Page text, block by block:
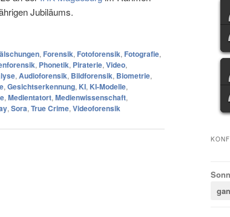
Jubiläums.
, Forensik, Fotoforensik, Fotografie,
, Phonetik, Piraterie, Video,
, Audioforensik, Bildforensik, Biometrie,
, Gesichtserkennung, KI, KI-Modelle,
, Medientatort, Medienwissenschaft,
, Sora, True Crime, Videoforensik